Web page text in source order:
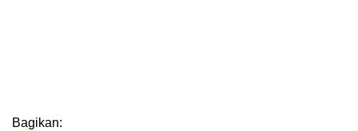
Bagikan: